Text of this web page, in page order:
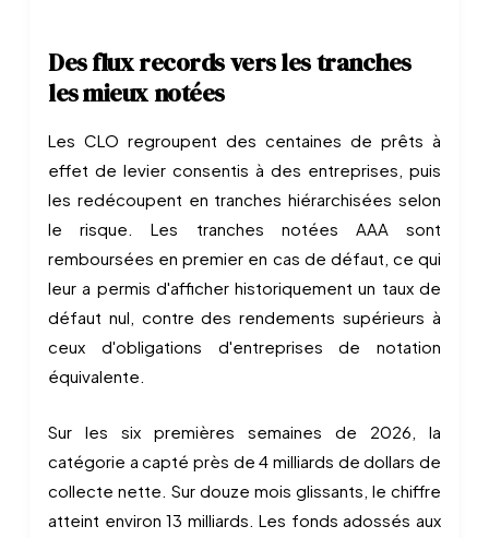
Des flux records vers les tranches
les mieux notées
Les CLO regroupent des centaines de prêts à
effet de levier consentis à des entreprises, puis
les redécoupent en tranches hiérarchisées selon
le risque. Les tranches notées AAA sont
remboursées en premier en cas de défaut, ce qui
leur a permis d'afficher historiquement un taux de
défaut nul, contre des rendements supérieurs à
ceux d'obligations d'entreprises de notation
équivalente.
Sur les six premières semaines de 2026, la
catégorie a capté près de 4 milliards de dollars de
collecte nette. Sur douze mois glissants, le chiffre
atteint environ 13 milliards. Les fonds adossés aux